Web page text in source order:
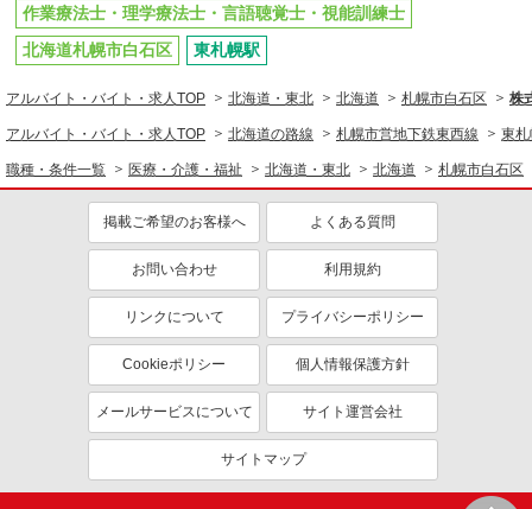
作業療法士・理学療法士・言語聴覚士・視能訓練士
北海道札幌市白石区
東札幌駅
アルバイト・バイト・求人TOP 北海道・東北 北海道 札幌市白石区 株
アルバイト・バイト・求人TOP 北海道の路線 札幌市営地下鉄東西線 東
職種・条件一覧 医療・介護・福祉 北海道・東北 北海道 札幌市白石区
掲載ご希望のお客様へ よくある質問
お問い合わせ 利用規約
リンクについて プライバシーポリシー
Cookieポリシー 個人情報保護方針
メールサービスについて サイト運営会社
サイトマップ